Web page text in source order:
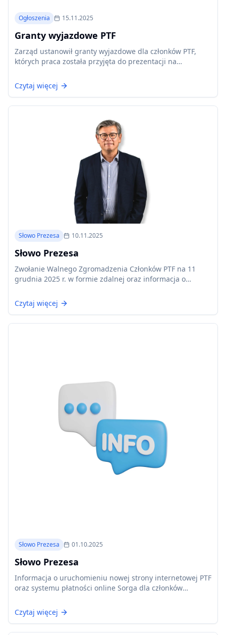
Ogłoszenia 15.11.2025
Granty wyjazdowe PTF
Zarząd ustanowił granty wyjazdowe dla członków PTF,
których praca została przyjęta do prezentacji na
składania wniosków: 31 grudnia 2025.
Czytaj więcej
Słowo Prezesa 10.11.2025
Słowo Prezesa
Zwołanie Walnego Zgromadzenia Członków PTF na 11
grudnia 2025 r. w formie zdalnej oraz informacja o
Czytaj więcej
Słowo Prezesa 01.10.2025
Słowo Prezesa
Informacja o uruchomieniu nowej strony internetowej PTF
oraz systemu płatności online Sorga dla członków
Czytaj więcej